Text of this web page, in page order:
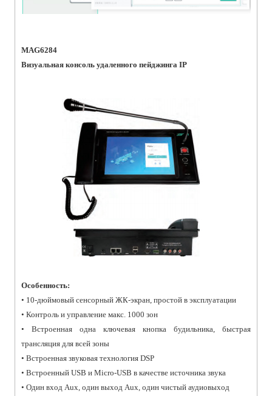
MAG6284
Визуальная консоль удаленного пейджинга IP
Особенность:
• 10-дюймовый сенсорный ЖК-экран, простой в эксплуатации
• Контроль и управление макс. 1000 зон
• Встроенная одна ключевая кнопка будильника, быстрая
трансляция для всей зоны
• Встроенная звуковая технология DSP
• Встроенный USB и Micro-USB в качестве источника звука
• Один вход Aux, один выход Aux, один чистый аудиовыход